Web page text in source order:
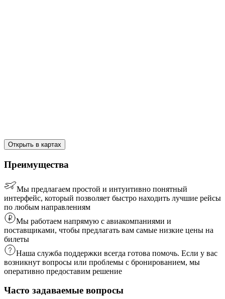
Открыть в картах
Преимущества
Мы предлагаем простой и интуитивно понятный
интерфейс, который позволяет быстро находить лучшие рейсы
по любым направлениям
Мы работаем напрямую с авиакомпаниями и
поставщиками, чтобы предлагать вам самые низкие цены на
билеты
Наша служба поддержки всегда готова помочь. Если у вас
возникнут вопросы или проблемы с бронированием, мы
оперативно предоставим решение
Часто задаваемые вопросы